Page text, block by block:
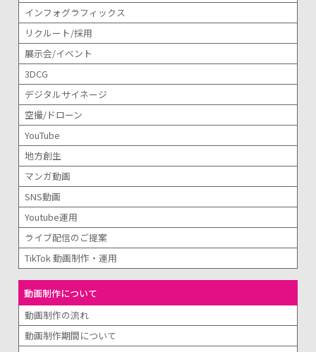
インフォグラフィックス
リクルート/採用
展示会/イベント
3DCG
デジタルサイネージ
空撮/ドローン
YouTube
地方創生
マンガ動画
SNS動画
Youtube運用
ライブ配信のご提案
TikTok 動画制作・運用
動画制作について
動画制作の流れ
動画制作期間について